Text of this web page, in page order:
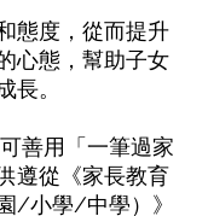
態度，從而提升
心態，幫助子女
長。
遵從《家長教育
/小學/中學）》